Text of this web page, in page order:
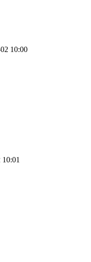
10:00
10:01